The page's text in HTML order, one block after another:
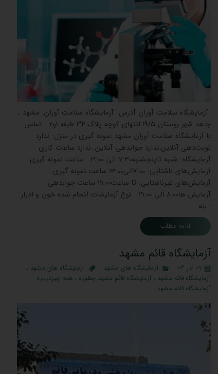
آزمایشگاه سلامت آوران آدرس آزمایشگاه سلامت آوران: مشهد ،
جاهد شهر بوستان ۱۹/۵ انتهای کوچه پلاک ۳۴ طبقه ۱و۲ تماس
با آزمایشگاه سلامت آوران مشهد نمونه گیری در منزل: ندارد
نوبت‌دهی آنلاین:ندارد جوابدهی آنلاین :ندارد ساعات کاری
آزمایشگاه: شنبه تاپنجشنبه7:30 الی 21:00 ساعت نمونه گیری
آزمایش‌های ناشتایی: 7:00الی13:00 ساعت نمونه گیری
آزمایش‌های غیرناشتایی: تا ساعت21:00 ساعت جوابدهی
آزمایش ‌ها8:00 الی 21:00 نوع آزمایشات انجام شده خون و ادرار
: بله …
ادامه مطلب
آزمایشگاه قائم مشهد
۰۷ آذر ۰۳ آزمایشگاه های مشهد آزمایشگاه های مشهد ،
آزمایشگاه قائم مشهد ، آزمایشگاه قائم مشهد چطوره ، همه چیزدرباره
آزمایشگاه قائم مشهد